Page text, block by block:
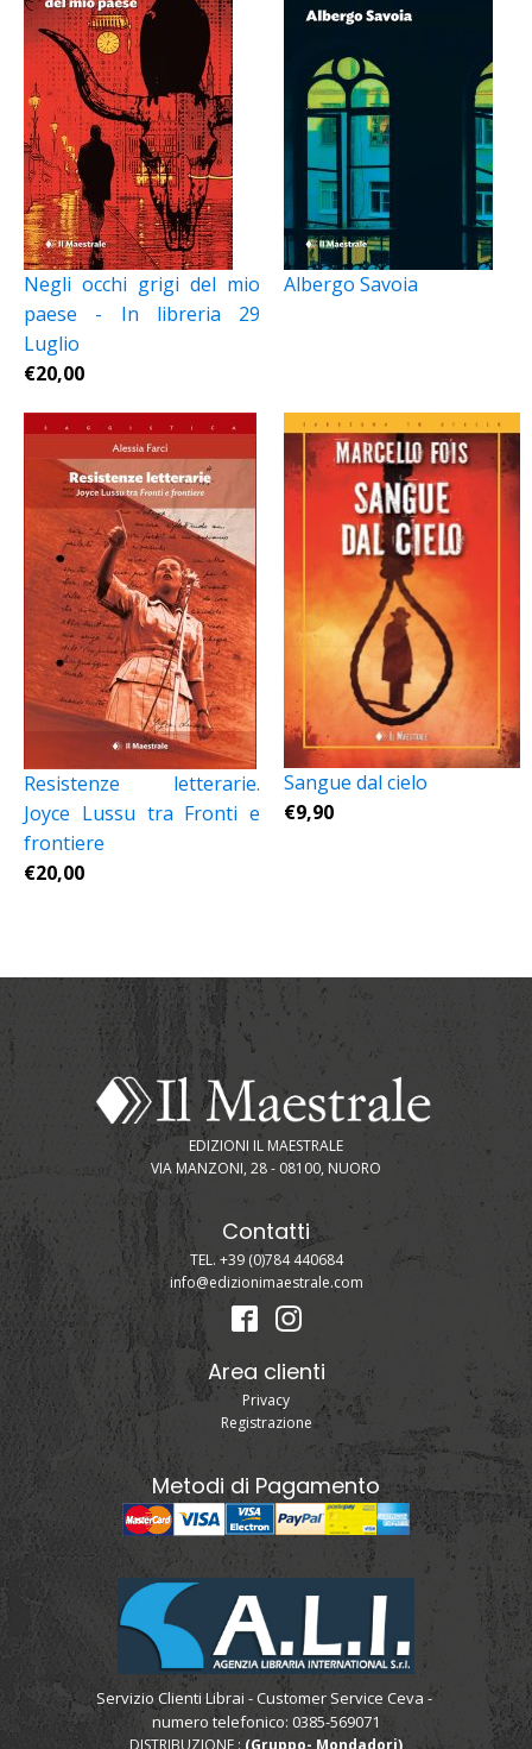
Negli occhi grigi del mio
paese - In libreria 29
Luglio
€20,00
Albergo Savoia
Resistenze letterarie.
Joyce Lussu tra Fronti e
frontiere
€20,00
Sangue dal cielo
€9,90
EDIZIONI IL MAESTRALE
VIA MANZONI, 28 - 08100, NUORO
Contatti
TEL. +39 (0)784 440684
info@edizionimaestrale.com
Area clienti
Privacy
Registrazione
Metodi di Pagamento
Servizio Clienti Librai - Customer Service Ceva -
numero telefonico: 0385-569071
DISTRIBUZIONE : (Gruppo- Mondadori)